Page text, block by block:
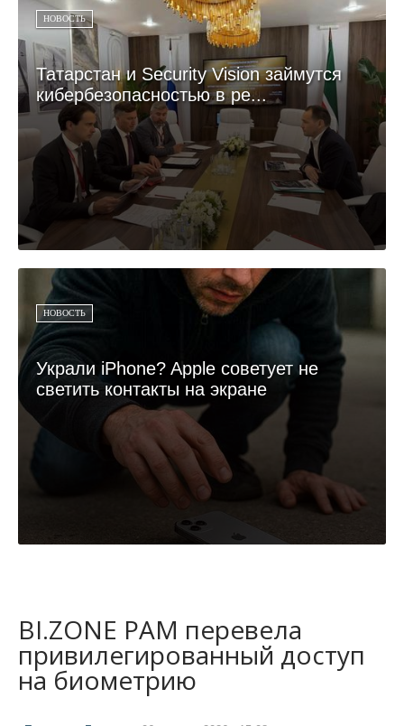
НОВОСТЬ
Татарстан и Security Vision займутся
кибербезопасностью в ре...
НОВОСТЬ
Украли iPhone? Apple советует не
светить контакты на экране
BI.ZONE PAM перевела
привилегированный доступ
на биометрию